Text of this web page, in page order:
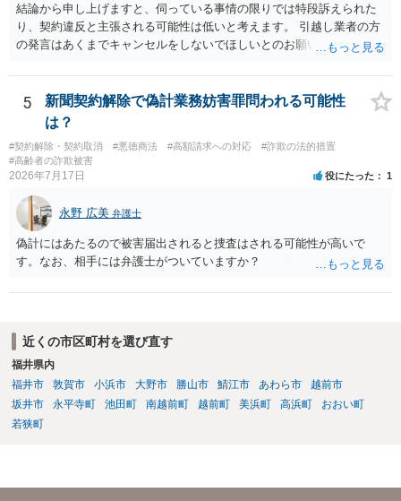
結論から申し上げますと、伺っている事情の限りでは特段訴えられた
り、契約違反と主張される可能性は低いと考えます。 引越し業者の方
の発言はあくまでキャンセルをしないでほしいとのお願いにすぎず、
の三日前まではキャンセル料無料とのことですので、三日前までは無
料でキャンセルできるかと存じます。 また、引越し予定日三日前以降
でも、キャンセル料が必要になるかもしれませんが、キャンセルは可
能かと存じます。 以上、ご参考までに。
5
新聞契約解除で偽計業務妨害罪問われる可能性
は？
#契約解除・契約取消 #悪徳商法 #高額請求への対応
#詐欺の法的措置
#高齢者の詐欺被害
2026年7月17日 役にたった 1
永野 広美 弁護士
偽計にはあたるので被害届出されると捜査はされる可能性が高いで
す。なお、相手には弁護士がついていますか？
近くの市区町村を選び直す
福井県内
福井市
敦賀市 小浜市 大野市 勝山市 鯖江市 あわら市
越前市
坂井市
永平寺町 池田町 南越前町 越前町 美浜町 高浜町
おおい町
若狭町